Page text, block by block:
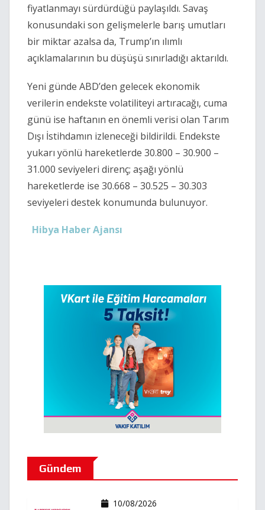
fiyatlanmayı sürdürdüğü paylaşıldı. Savaş
konusundaki son gelişmelerle barış umutları
bir miktar azalsa da, Trump’ın ılımlı
açıklamalarının bu düşüşü sınırladığı aktarıldı.
Yeni günde ABD’den gelecek ekonomik
verilerin endekste volatiliteyi artıracağı, cuma
günü ise haftanın en önemli verisi olan Tarım
Dışı İstihdamın izleneceği bildirildi. Endekste
yukarı yönlü hareketlerde 30.800 – 30.900 –
31.000 seviyeleri direnç; aşağı yönlü
hareketlerde ise 30.668 – 30.525 – 30.303
seviyeleri destek konumunda bulunuyor.
Hibya Haber Ajansı
Gündem
10/08/2026